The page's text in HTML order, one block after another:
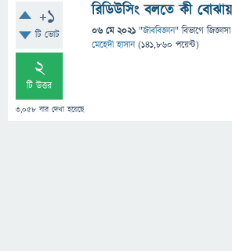
+1
টি ভোট
2
টি উত্তর
3,058 বার দেখা হয়েছে
রিডিউসিং বলতে কী
06 মে 2021 "জীববিজ্ঞান" বিভাগে
মেহেদী হাসান (141,860 পয়েন্ট)